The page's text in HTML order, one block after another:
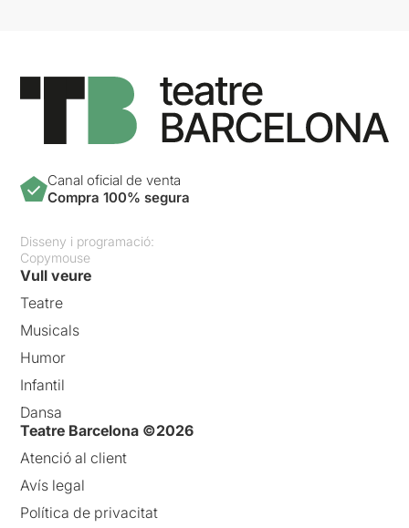
Canal oficial de venta
Compra 100% segura
Disseny i programació:
Copymouse
Vull veure
Teatre
Musicals
Humor
Infantil
Dansa
Teatre Barcelona ©2026
Atenció al client
Avís legal
Política de privacitat